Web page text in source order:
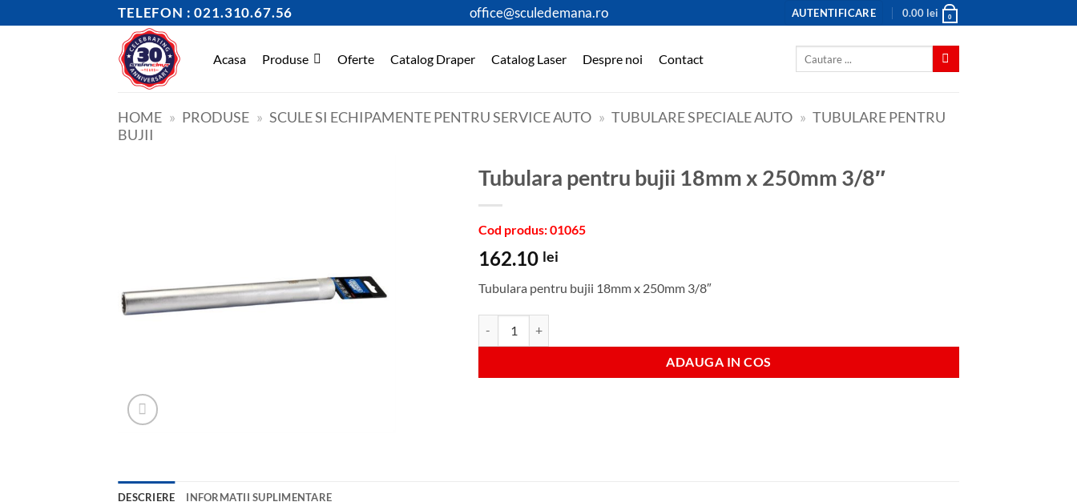
to
TELEFON : 021.310.67.56 office@sculedemana.ro AUTENTIFICARE 0.00 lei 0
Acasa Produse Oferte Catalog Draper Catalog Laser Despre noi Contact
HOME » PRODUSE » SCULE SI ECHIPAMENTE PENTRU SERVICE AUTO » TUBULARE SPECIALE AUTO » TUBULARE PENTRU
BUJII
Tubulara pentru bujii 18mm x 250mm 3/8″
Cod produs: 01065
162.10 lei
Tubulara pentru bujii 18mm x 250mm 3/8″
ADAUGA IN COS
DESCRIERE INFORMAȚII SUPLIMENTARE